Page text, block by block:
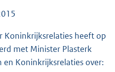
Koninkrijksrelaties heeft op
met Minister Plasterk
en Koninkrijksrelaties over: